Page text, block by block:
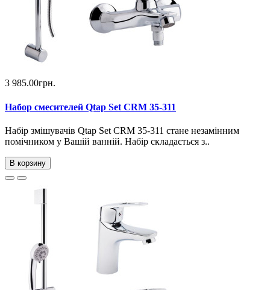
3 985.00грн.
Набор смесителей Qtap Set CRM 35-311
Набір змішувачів Qtap Set CRM 35-311 стане незамінним
помічником у Вашій ванній. Набір складається з..
В корзину